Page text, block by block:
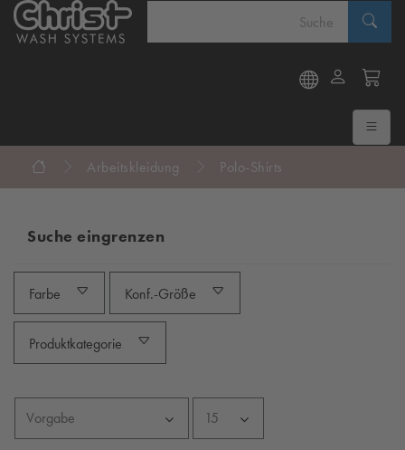
Arbeitskleidung Polo-Shirts
Suche eingrenzen
Farbe Konf.-Größe
Produktkategorie